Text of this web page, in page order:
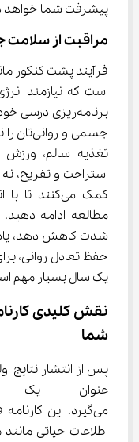
پیشرفت شما خواهد
مراقبت از سلامت
است که نیازمند
جسمی و
استراحت و تفریح،
کمک می‌کنند
یک سال بسیار مهم
نقش کلیدی
شما
پس از انتشار نتایج
عنوان یک
می‌گیرد. این
اطلاعات حیاتی